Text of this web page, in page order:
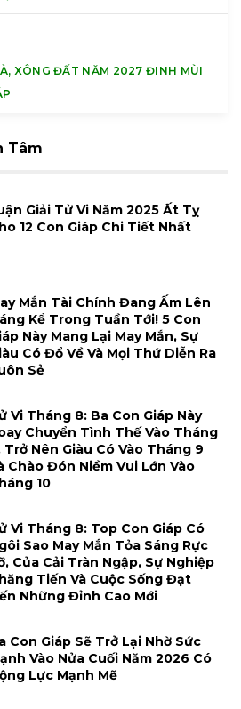
XÔNG ĐẤT NĂM 2027 ĐINH MÙI
Tâm
Giải Tử Vi Năm 2025 Ất Tỵ
12 Con Giáp Chi Tiết Nhất
Mắn Tài Chính Đang Ấm Lên
Kể Trong Tuần Tới! 5 Con
Này Mang Lại May Mắn, Sự
Có Đổ Về Và Mọi Thứ Diễn Ra
Sẻ
Vi Tháng 8: Ba Con Giáp Này
Chuyển Tình Thế Vào Tháng
Trở Nên Giàu Có Vào Tháng 9
Chào Đón Niềm Vui Lớn Vào
10
Vi Tháng 8: Top Con Giáp Có
Sao May Mắn Tỏa Sáng Rực
Của Cải Tràn Ngập, Sự Nghiệp
Tiến Và Cuộc Sống Đạt
Những Đỉnh Cao Mới
Con Giáp Sẽ Trở Lại Nhờ Sức
Vào Nửa Cuối Năm 2026 Có
Lực Mạnh Mẽ